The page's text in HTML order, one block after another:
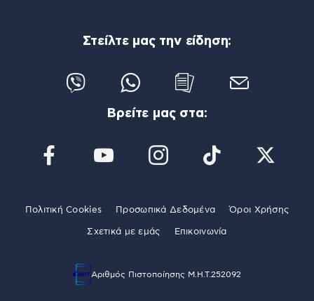
Στείλτε μας την είδηση:
Βρείτε μας στα:
Πολιτική Cookies Προσωπικά Δεδομένα Όροι Χρήσης
Σχετικά με εμάς Επικοινωνία
Αριθμός Πιστοποίησης Μ.Η.Τ.252092